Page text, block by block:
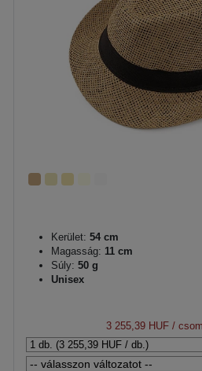
Kerület: 54 cm
Magasság: 11 cm
Súly: 50 g
Unisex
3 255,39 HUF/